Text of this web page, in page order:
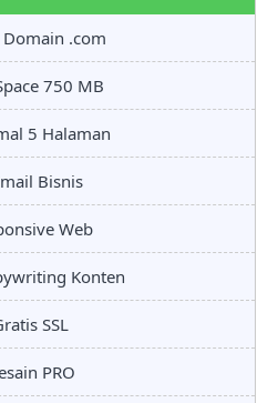
Domain .com
750 MB
5 Halaman
Bisnis
Web
Konten
SSL
PRO